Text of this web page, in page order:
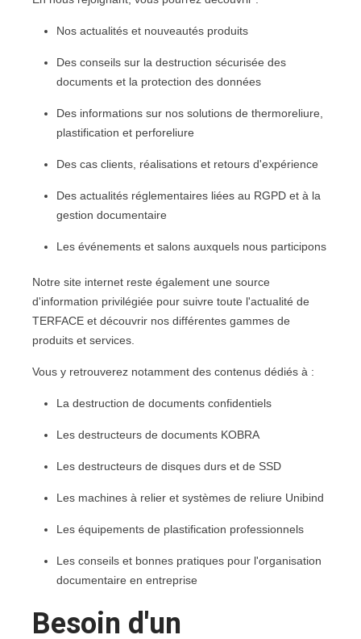
Nos actualités et nouveautés produits
Des conseils sur la destruction sécurisée des
documents et la protection des données
Des informations sur nos solutions de thermoreliure,
plastification et perforeliure
Des cas clients, réalisations et retours d'expérience
Des actualités réglementaires liées au RGPD et à la
gestion documentaire
Les événements et salons auxquels nous participons
Notre site internet reste également une source
d'information privilégiée pour suivre toute l'actualité de
TERFACE et découvrir nos différentes gammes de
produits et services.
Vous y retrouverez notamment des contenus dédiés à :
La destruction de documents confidentiels
Les destructeurs de documents KOBRA
Les destructeurs de disques durs et de SSD
Les machines à relier et systèmes de reliure Unibind
Les équipements de plastification professionnels
Les conseils et bonnes pratiques pour l'organisation
documentaire en entreprise
Besoin d'un